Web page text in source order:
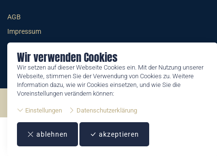
Wir verwenden Cookies
Wir setzen auf dieser Webseite Cookies ein. Mit der Nutzung unserer
Webseite, stimmen Sie der Verwendung von Cookies zu. Weitere
Information dazu, wie wir Cookies einsetzen, und wie Sie die
Voreinstellungen verändern können:
Einstellungen Datenschutzerklärung
ablehnen akzeptieren
AGB
Impressum
Datenschutzerklärung